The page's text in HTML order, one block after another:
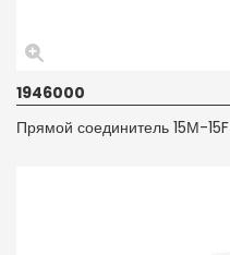
1946000
Прямой соединитель 15М-15F